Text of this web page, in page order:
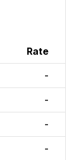
Rate
-
-
-
-